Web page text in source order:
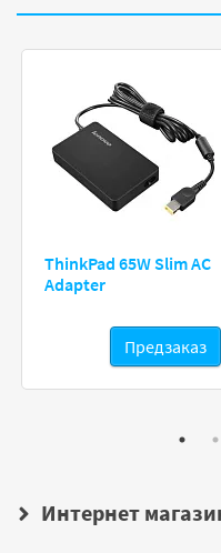
ThinkPad 65W Slim AC
Adapter
Предзаказ
Интернет